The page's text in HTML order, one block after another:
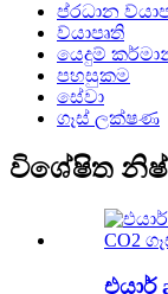
ප්රධාන
ව්යාපෘති
යෙදුම්
පහසුකම
සේවා
ගෑස් ලක්ෂණ
විශේෂිත
එයාර්